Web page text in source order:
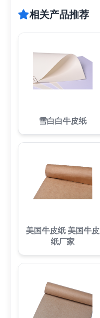
相关产品推荐
雪白白牛皮纸
美国牛皮纸 美国牛皮
纸厂家